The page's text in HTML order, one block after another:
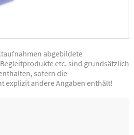
abgebildete
etc. sind grundsätzlich
sofern die
explizit andere Angaben enthält!